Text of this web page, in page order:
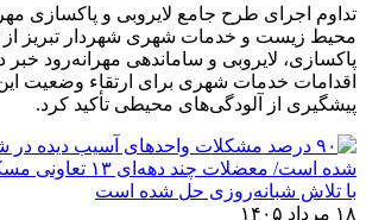
تداوم اجرای طرح جامع لایروبی و پاکسازی
محیط زیست و خدمات شهری شهردار تبریز از
پاکسازی، لایروبی و ساماندهی مهرانه‌رود خبر
اقدامات خدمات شهری برای ارتقاء وضعیت
پیشگیری از آلودگی‌های محیطی تأکید کرد.
۱۸ مرداد ۱۴۰۵